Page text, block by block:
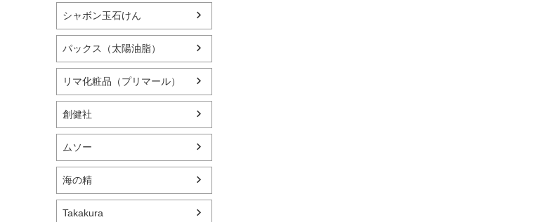
シャボン玉石けん
パックス（太陽油脂）
リマ化粧品（プリマール）
創健社
ムソー
海の精
Takakura